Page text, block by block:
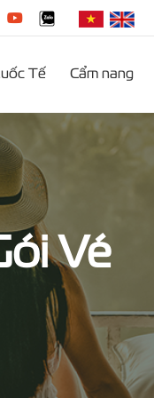
Tế Cẩm nang
Vé